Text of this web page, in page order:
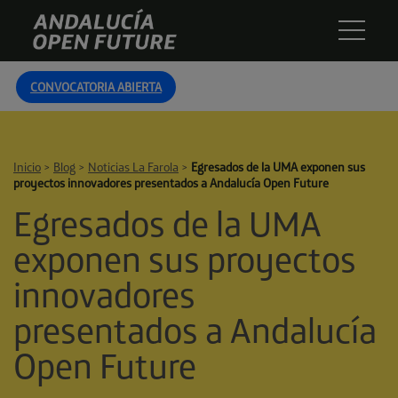
content
Andalucía
Open
Future
CONVOCATORIA ABIERTA
Inicio > Blog > Noticias La Farola > Egresados de la UMA exponen sus
proyectos innovadores presentados a Andalucía Open Future
Egresados de la UMA
exponen sus proyectos
innovadores
presentados a Andalucía
Open Future